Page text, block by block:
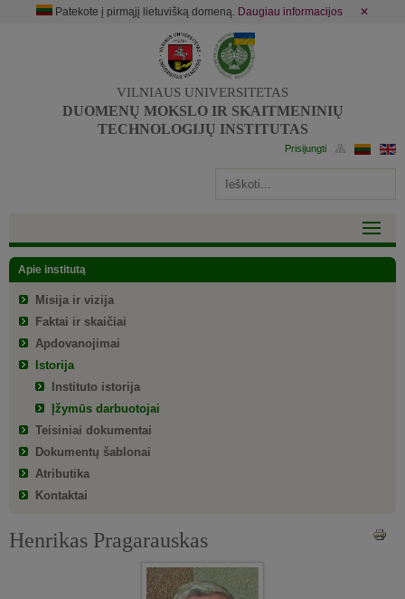
Patekote į pirmąjį lietuvišką domeną. Daugiau informacijos ✕
VILNIAUS UNIVERSITETAS
DUOMENŲ MOKSLO IR SKAITMENINIŲ
TECHNOLOGIJŲ INSTITUTAS
Apie institutą
Misija ir vizija
Faktai ir skaičiai
Apdovanojimai
Istorija
Instituto istorija
Įžymūs darbuotojai
Teisiniai dokumentai
Dokumentų šablonai
Atributika
Kontaktai
Henrikas Pragarauskas